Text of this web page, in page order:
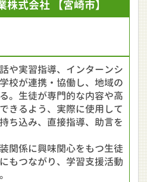
株式会社 【宮崎市】
や実習指導、インターンシ
校が連携・協働し、地域の
。生徒が専門的な内容や高
きるよう、実際に使用して
ち込み、直接指導、助言を
関係に興味関心をもつ生徒
もつながり、学習支援活動